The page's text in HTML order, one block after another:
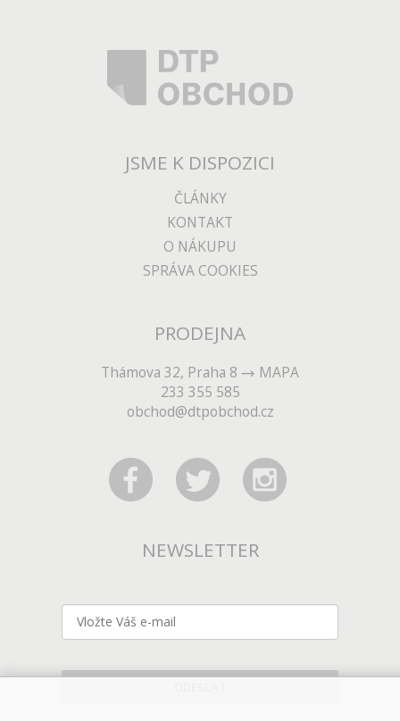
JSME K DISPOZICI
ČLÁNKY
KONTAKT
O NÁKUPU
SPRÁVA COOKIES
PRODEJNA
Thámova 32, Praha 8
MAPA
233 355 585
obchod@dtpobchod.cz
NEWSLETTER